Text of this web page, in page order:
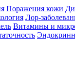
Поражения кожи
Лор-
Витамины и